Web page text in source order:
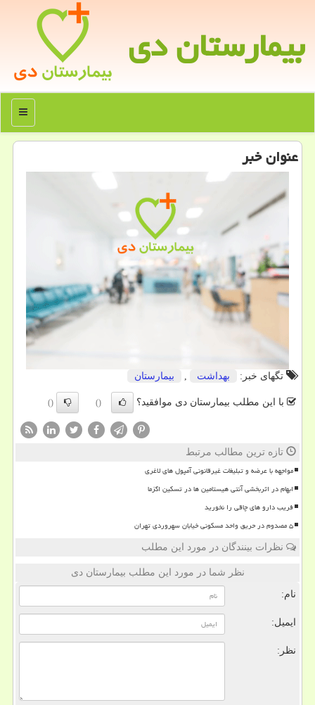
بیمارستان دی
منو
عنوان خبر
تگهای خبر: بهداشت بیمارستان
با این مطلب بیمارستان دی موافقید؟ ()
()
تازه ترین مطالب مرتبط
مواجهه با عرضه و تبلیغات غیرقانونی آمپول های لاغری
ابهام در اثربخشی آنتی هیستامین ها در تسکین اگزما
فریب دارو های چاقی را نخورید
۵ مصدوم در حریق واحد مسکونی خیابان سهروردی تهران
نظرات بینندگان در مورد این مطلب
نظر شما در مورد این مطلب بیمارستان دی
نام:
ایمیل:
نظر: